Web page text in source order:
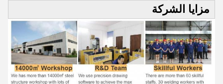
مزايا الشركة